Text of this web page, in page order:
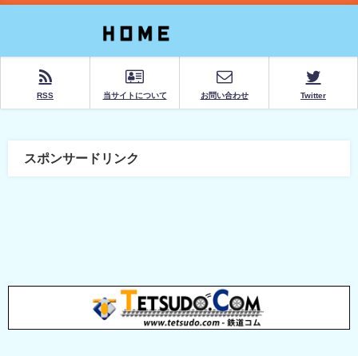
RSS 当サイトについて お問い合わせ Twitter
スポンサードリンク